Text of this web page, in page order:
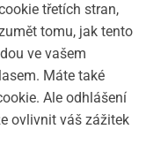
třetích stran,
tomu, jak tento
ve vašem
Máte také
Ale odhlášení
ovlivnit váš zážitek